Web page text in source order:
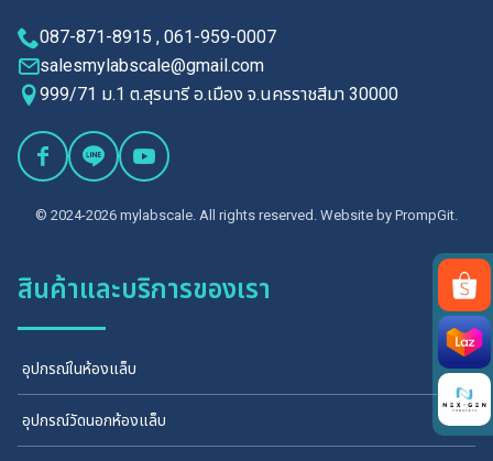
Search
for:
087-871-8915 , 061-959-0007
salesmylabscale@gmail.com
999/71 ม.1 ต.สุรนารี อ.เมือง จ.นครราชสีมา 30000
© 2024-2026 mylabscale. All rights reserved. Website by PrompGit.
สินค้าและบริการของเรา
อุปกรณ์ในห้องแล็บ
อุปกรณ์วัดนอกห้องแล็บ